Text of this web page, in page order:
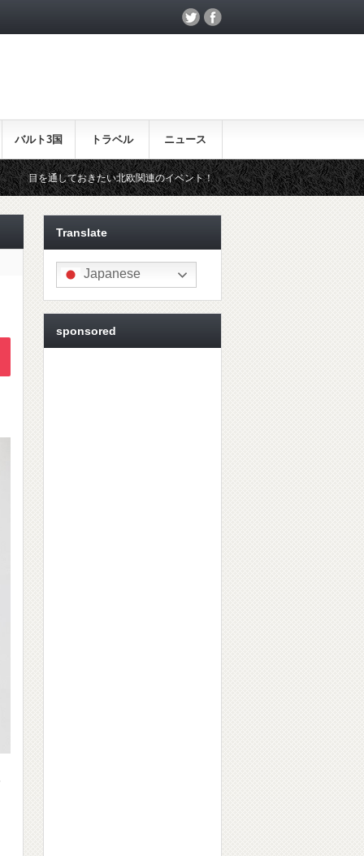
バルト3国 トラベル ニュース
きたい北欧関連のイベント！ 北欧らしいギフトをお探しの方はこ
Translate
Japanese
sponsored